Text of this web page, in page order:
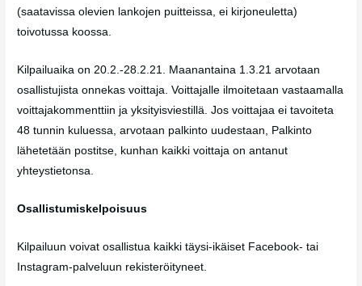
(saatavissa olevien lankojen puitteissa, ei kirjoneuletta)
toivotussa koossa.
Kilpailuaika on 20.2.-28.2.21. Maanantaina 1.3.21 arvotaan
osallistujista onnekas voittaja. Voittajalle ilmoitetaan vastaamalla
voittajakommenttiin ja yksityisviestillä. Jos voittajaa ei tavoiteta
48 tunnin kuluessa, arvotaan palkinto uudestaan, Palkinto
lähetetään postitse, kunhan kaikki voittaja on antanut
yhteystietonsa.
Osallistumiskelpoisuus
Kilpailuun voivat osallistua kaikki täysi-ikäiset Facebook- tai
Instagram-palveluun rekisteröityneet.